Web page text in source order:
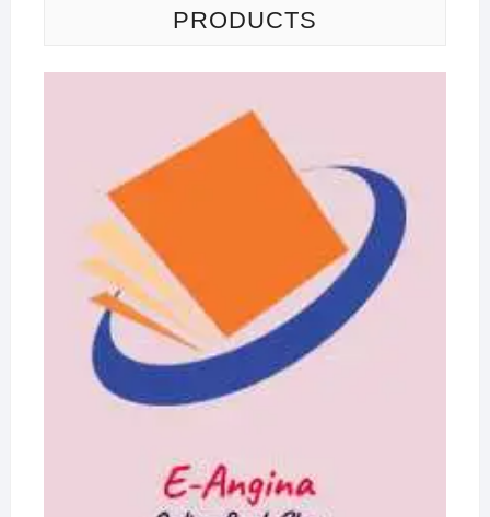
PRODUCTS